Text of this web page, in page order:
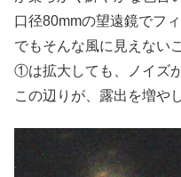
口径80mmの望遠鏡でフ
でもそんな風に見えない
①は拡大しても、ノイズ
この辺りが、露出を増や